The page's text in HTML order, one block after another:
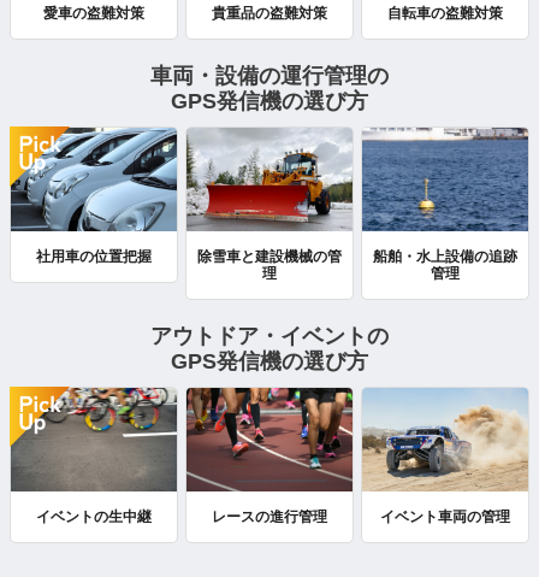
愛車の盗難対策 貴重品の盗難対策 自転車の盗難対策
車両・設備の運行管理の
GPS発信機の選び方
社用車の位置把握
除雪車と建設機械の管
理
船舶・水上設備の追跡
管理
アウトドア・イベントの
GPS発信機の選び方
イベントの生中継 レースの進行管理 イベント車両の管理